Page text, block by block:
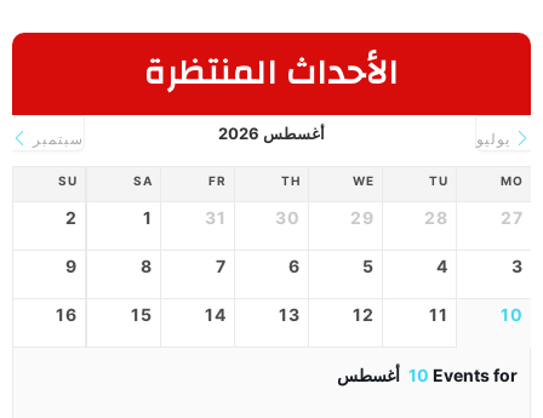
الأحداث المنتظرة
يوليو أغسطس 2026 سبتمبر
MO
TU
WE
TH
FR
SA
SU
27
28
29
30
31
1
2
3
4
5
6
7
8
9
10
11
12
13
14
15
16
Events for
10 أغسطس